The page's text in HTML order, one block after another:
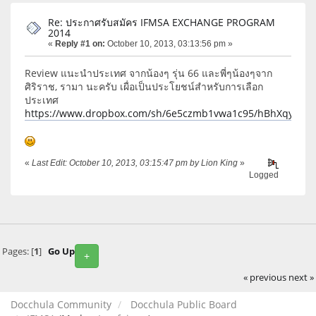
Re: ประกาศรับสมัคร IFMSA EXCHANGE PROGRAM
2014
« Reply #1 on: October 10, 2013, 03:13:56 pm »
Review แนะนำประเทศ จากน้องๆ รุ่น 66 และพี่ๆน้องๆจาก
ศิริราช, รามา นะครับ เผื่อเป็นประโยชน์สำหรับการเลือก
ประเทศ
https://www.dropbox.com/sh/6e5czmb1vwa1c95/hBhXqyvWol
« Last Edit: October 10, 2013, 03:15:47 pm by Lion King »
Logged
+
Pages: [1] Go Up
« previous next »
Docchula Community
Docchula Public Board